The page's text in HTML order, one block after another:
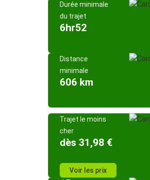
Durée minimale
du trajet
6hr52
Distance
minimale
606 km
Trajet le moins
cher
dès 31,98 €
Voir les prix